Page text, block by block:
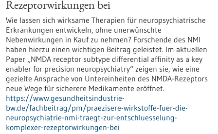
Rezeptorwirkungen bei
Wie lassen sich wirksame Therapien für neuropsychiatrische
Erkrankungen entwickeln, ohne unerwünschte
Nebenwirkungen in Kauf zu nehmen? Forschende des NMI
haben hierzu einen wichtigen Beitrag geleistet. Im aktuellen
Paper „NMDA receptor subtype differential affinity as a key
enabler for precision neuropsychiatry“ zeigen sie, wie eine
gezielte Ansprache von Untereinheiten des NMDA-Rezeptors
neue Wege für sicherere Medikamente eröffnet.
https://www.gesundheitsindustrie-
bw.de/fachbeitrag/pm/praezisere-wirkstoffe-fuer-die-
neuropsychiatrie-nmi-traegt-zur-entschluesselung-
komplexer-rezeptorwirkungen-bei